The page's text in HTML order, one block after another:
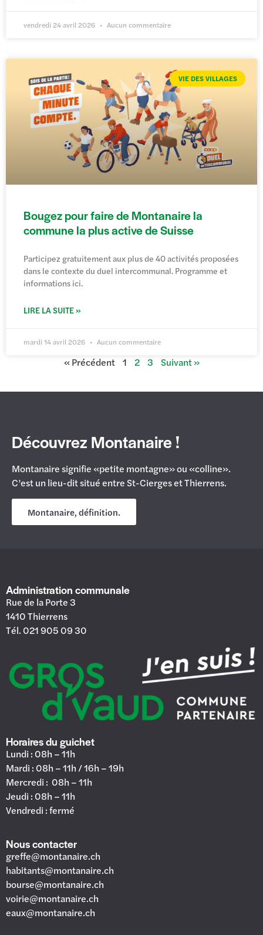
vendredi 24 avril 2026 Aucun commentaire
VIE DES VILLAGES
Bougez pour faire de Montanaire la
commune la plus active de Suisse
Participez gratuitement aux plus de 40 activités proposées
dans le contexte du duel intercommunal. Programme et
informations ici.
LIRE LA SUITE »
mardi 14 avril 2026 Aucun commentaire
« Précédent 1 2 3 Suivant »
Découvrez Montanaire !
Montanaire signifie «petite montagne» ou «colline».
C’est un lieu-dit situé entre St-Cierges et Thierrens.
Montanaire, définition.
Administration communale
Rue de la Porte 3
1410 Thierrens
Tél. 021 905 09 30
Horaires du guichet
Lundi : 08h – 11h
Mardi : 08h – 11h / 16h – 19h
Mercredi : 08h – 11h
Jeudi : 08h – 11h
Vendredi : fermé
Nous contacter
greffe@montanaire.ch
habitants@montanaire.ch
bourse@montanaire.ch
voirie@montanaire.ch
eaux@montanaire.ch